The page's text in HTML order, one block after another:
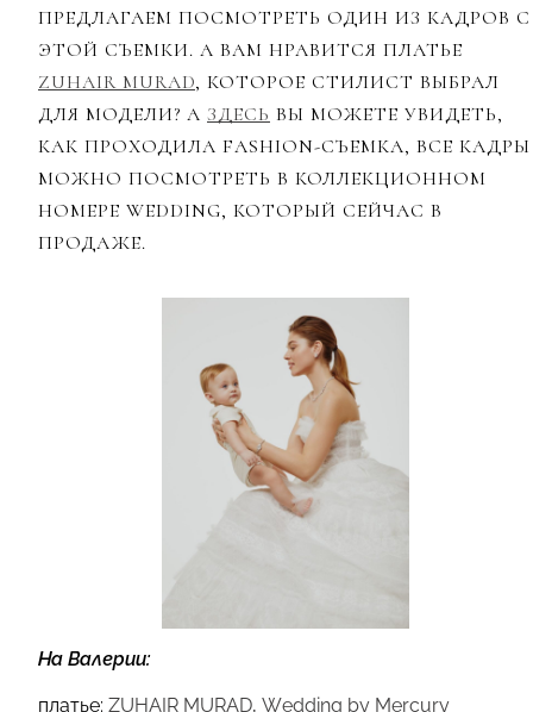
ПРЕДЛАГАЕМ ПОСМОТРЕТЬ ОДИН ИЗ КАДРОВ С
ЭТОЙ СЪЕМКИ. А ВАМ НРАВИТСЯ ПЛАТЬЕ
ZUHAIR MURAD, КОТОРОЕ СТИЛИСТ ВЫБРАЛ
ДЛЯ МОДЕЛИ? А ЗДЕСЬ ВЫ МОЖЕТЕ УВИДЕТЬ,
КАК ПРОХОДИЛА FASHION-СЪЕМКА, ВСЕ КАДРЫ
МОЖНО ПОСМОТРЕТЬ В КОЛЛЕКЦИОННОМ
НОМЕРЕ WEDDING, КОТОРЫЙ СЕЙЧАС В
ПРОДАЖЕ.
На Валерии:
платье: ZUHAIR MURAD, Wedding by Mercury